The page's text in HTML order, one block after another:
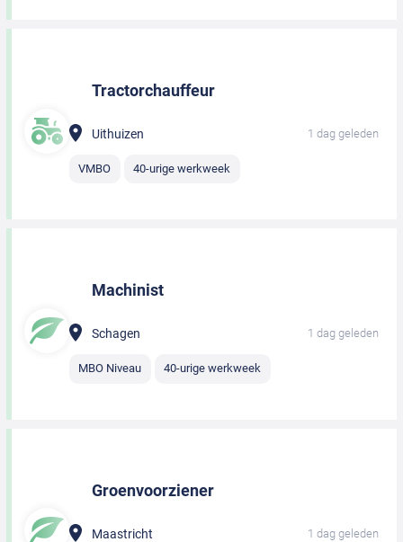
Tractorchauffeur
Uithuizen 1 dag geleden
VMBO 40-urige werkweek
Machinist
Schagen 1 dag geleden
MBO Niveau 40-urige werkweek
Groenvoorziener
Maastricht 1 dag geleden